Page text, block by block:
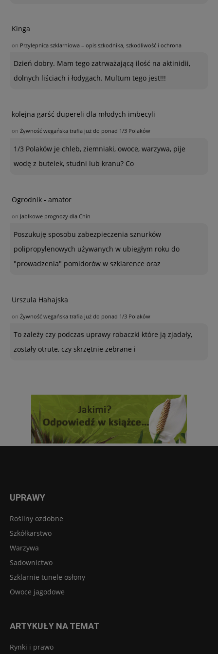
Kinga
on Przylepnica szklarniowa – opis szkodnika, szkodliwość i ochrona
Dzień dobry. Mam tego zatrważającą ilość na aktinidii,
dolnych liściach i łodygach. Multum tego jest!!!
kolejna garść dupereli dla młodych imbecyli
on Żywność wegańska trafia już do ponad 1/3 Polaków
1/3 Polaków je chleb, ziemniaki, owoce, warzywa, pije
wodę z butelek, studni lub kranu? Co
Ogrodnik - amator
on Jabłkowe prognozy dla Chin
Poszukuję sposobu zabezpieczenia sznurków
polipropylenowych używanych w ubiegłym roku do
"prowadzenia" pomidorów w szklarence oraz
Urszula Hahajska
on Żywność wegańska trafia już do ponad 1/3 Polaków
To zależy czy podczas uprawy robaczki które ją zjadały,
zostały otrute, czy skrzętnie zebrane i
UPRAWY
Rośliny ozdobne
Szkółkarstwo
Warzywa
Sadownictwo
Szklarnie tunele osłony
Owoce jagodowe
ARTYKUŁY NA TEMAT
Rynki i prawo